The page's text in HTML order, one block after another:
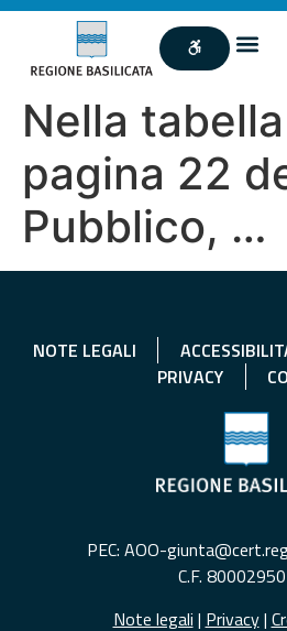
Nella
pagina 22
Pubblico, …
NOTE LEGALI
PRIVACY
PEC: AOO-
C.F.
Note legali | Privacy|